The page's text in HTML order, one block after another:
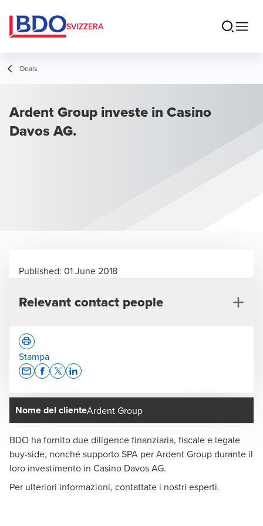
SVIZZERA
Deals
Ardent Group investe in Casino
Davos AG.
Nome del clienteArdent Group
BDO ha fornito due diligence finanziaria, fiscale e legale
buy-side, nonché supporto SPA per Ardent Group durante il
loro investimento in Casino Davos AG.
Per ulteriori informazioni, contattate i nostri esperti.
Published: 01 June 2018
Relevant contact people
Benjamin Haldimann
Responsabile Transaction Services Svizzera, Zurigo -
Partner
Stampa